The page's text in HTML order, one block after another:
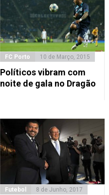
FC Porto 10 de Março, 2015
Políticos vibram com
noite de gala no Dragão
Futebol 8 de Junho, 2017